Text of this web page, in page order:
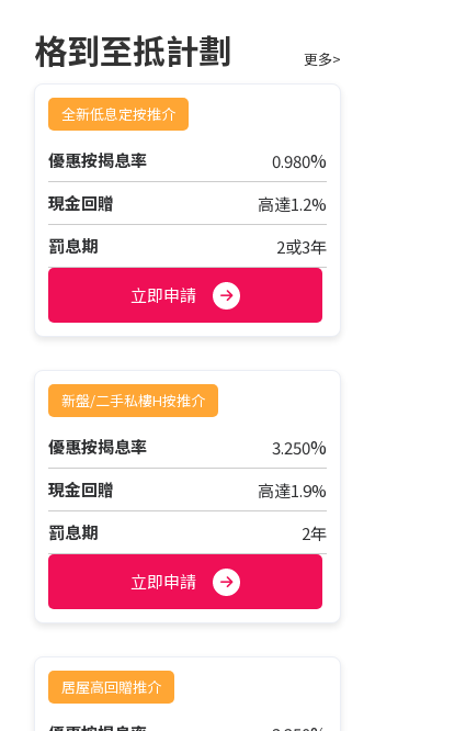
格到至抵計劃 更多>
全新低息定按推介
優惠按揭息率 0.980%
現金回贈
高達1.2%
罰息期
2或3年
立即申請
新盤/二手私樓H按推介
優惠按揭息率 3.250%
現金回贈
高達1.9%
罰息期
2年
立即申請
居屋高回贈推介